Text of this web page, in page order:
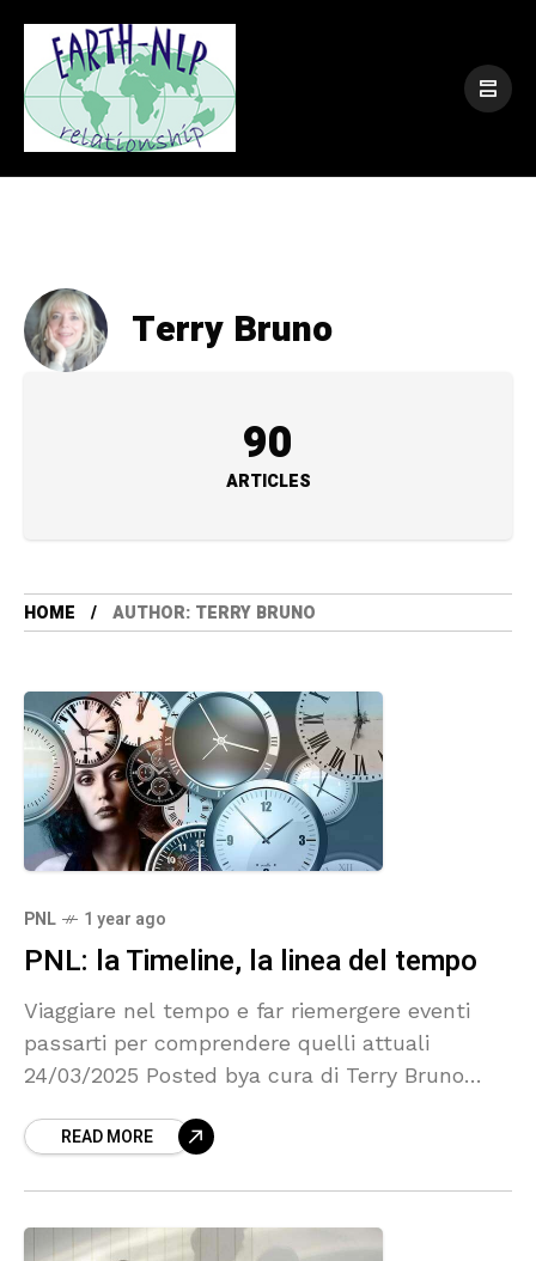
Terry Bruno
90
ARTICLES
HOME AUTHOR: TERRY BRUNO
PNL 1 year ago
PNL: la Timeline, la linea del tempo
Viaggiare nel tempo e far riemergere eventi
passarti per comprendere quelli attuali
24/03/2025 Posted bya cura di Terry Bruno
immagazzina ed evoca i
READ MORE